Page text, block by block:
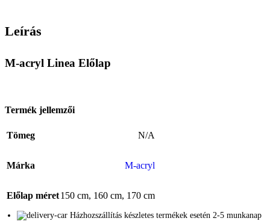
Leírás
M-acryl Linea Előlap
Termék jellemzői
Tömeg N/A
Márka M-acryl
Előlap méret150 cm, 160 cm, 170 cm
Házhozszállítás készletes termékek esetén 2-5 munkanap